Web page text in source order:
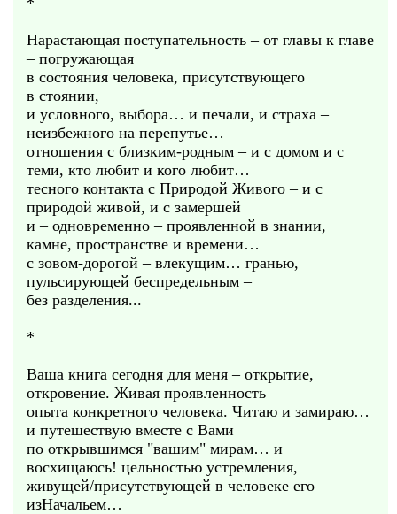
Нарастающая поступательность – от главы к главе
– погружающая
в состояния человека, присутствующего
в стоянии,
и условного, выбора… и печали, и страха –
неизбежного на перепутье…
отношения с близким-родным – и с домом и с
теми, кто любит и кого любит…
тесного контакта с Природой Живого – и с
природой живой, и с замершей
и – одновременно – проявленной в знании,
камне, пространстве и времени…
с зовом-дорогой – влекущим… гранью,
пульсирующей беспредельным –
без разделения...
*
Ваша книга сегодня для меня – открытие,
откровение. Живая проявленность
опыта конкретного человека. Читаю и замираю…
и путешествую вместе с Вами
по открывшимся "вашим" мирам… и
восхищаюсь! цельностью устремления,
живущей/присутствующей в человеке его
изНачальем…